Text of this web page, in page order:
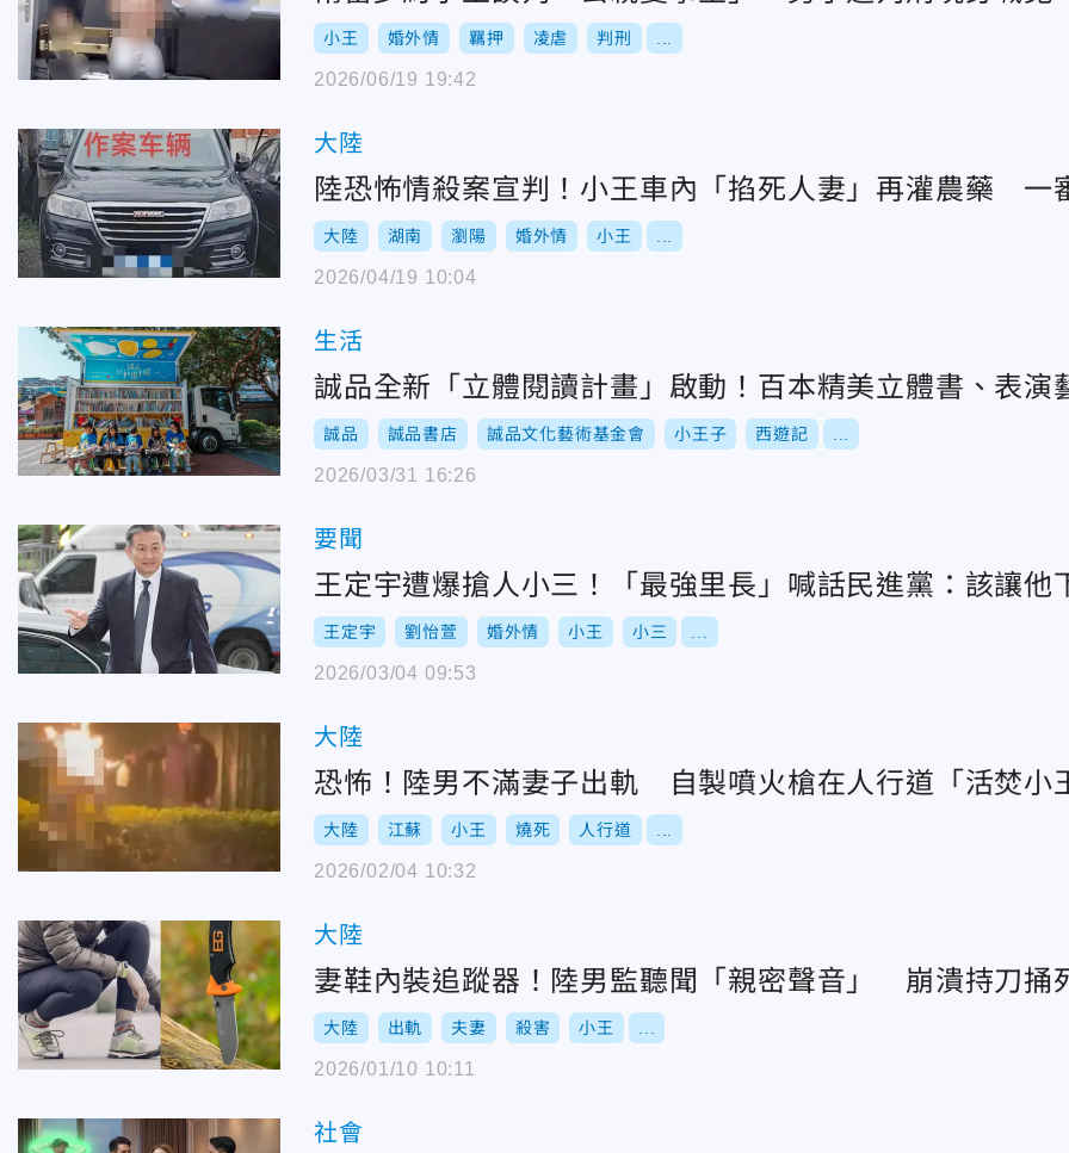
小王 婚外情 羈押 凌虐 判刑
2026/06/19 19:42
大陸
陸恐怖情殺案宣判！小王車內「掐死人妻」再灌農藥 一
大陸 湖南 瀏陽 婚外情 小王
2026/04/19 10:04
生活
誠品全新「立體閱讀計畫」啟動！百本精美立體書、表演
誠品 誠品書店 誠品文化藝術基金會 小王子 西遊記
2026/03/31 16:26
要聞
王定宇遭爆搶人小三！「最強里長」喊話民進黨：該讓他
王定宇 劉怡萱 婚外情 小王 小三
2026/03/04 09:53
大陸
恐怖！陸男不滿妻子出軌 自製噴火槍在人行道「活焚小
大陸 江蘇 小王 燒死 人行道
2026/02/04 10:32
大陸
妻鞋內裝追蹤器！陸男監聽聞「親密聲音」 崩潰持刀捅
大陸 出軌 夫妻 殺害 小王
2026/01/10 10:11
社會